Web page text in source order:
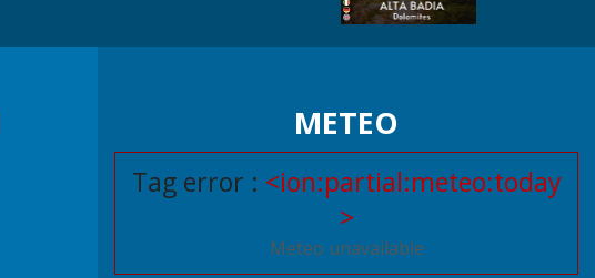
METEO
Tag error : <ion:partial:meteo:today
>
Meteo unavailable